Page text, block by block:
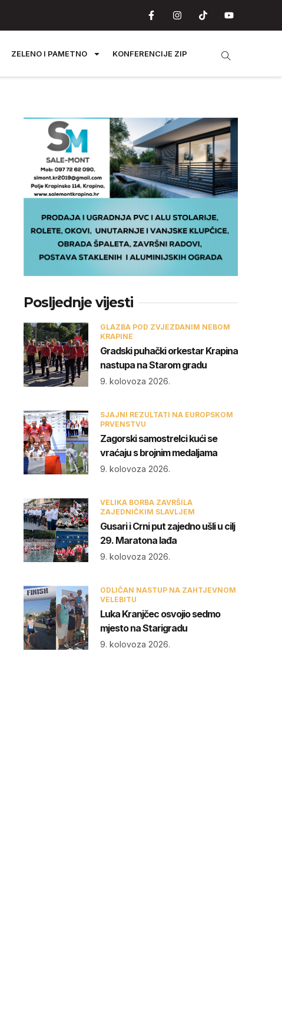
ZELENO I PAMETNO KONFERENCIJE ZIP
Posljednje vijesti
GLAZBA POD ZVJEZDANIM NEBOM
KRAPINE
Gradski puhački orkestar Krapina
nastupa na Starom gradu
9. kolovoza 2026.
SJAJNI REZULTATI NA EUROPSKOM
PRVENSTVU
Zagorski samostrelci kući se
vraćaju s brojnim medaljama
9. kolovoza 2026.
VELIKA BORBA ZAVRŠILA
ZAJEDNIČKIM SLAVLJEM
Gusari i Crni put zajedno ušli u cilj
29. Maratona lađa
9. kolovoza 2026.
ODLIČAN NASTUP NA ZAHTJEVNOM
VELEBITU
Luka Kranjčec osvojio sedmo
mjesto na Starigradu
9. kolovoza 2026.